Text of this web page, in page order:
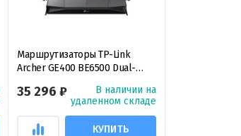
Маршрутизаторы TP-Link
Archer GE400 BE6500 Dual-
двухдиапазонный игровой
маршрутизатор Wi‑Fi 7
35 296 ₽
В наличии на
удаленном складе
КУПИТЬ